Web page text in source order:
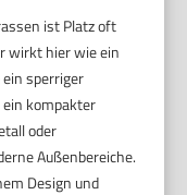
ist Platz oft
wirkt hier wie ein
sperriger
kompakter
oder
Außenbereiche.
Design und